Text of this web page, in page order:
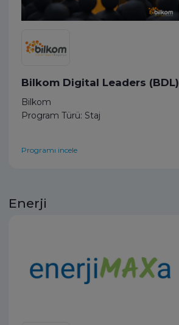
Bilkom Digital Leaders (BDL)
Bilkom
Program Türü: Staj
Programı incele
Enerji